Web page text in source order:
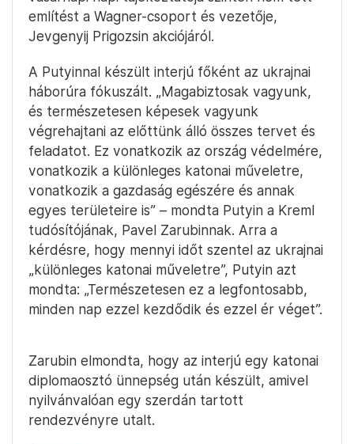
említést a Wagner-csoport és vezetője,
Jevgenyij Prigozsin akciójáról.
A Putyinnal készült interjú főként az ukrajnai
háborúra fókuszált. „Magabiztosak vagyunk,
és természetesen képesek vagyunk
végrehajtani az előttünk álló összes tervet és
feladatot. Ez vonatkozik az ország védelmére,
vonatkozik a különleges katonai műveletre,
vonatkozik a gazdaság egészére és annak
egyes területeire is” – mondta Putyin a Kreml
tudósítójának, Pavel Zarubinnak. Arra a
kérdésre, hogy mennyi időt szentel az ukrajnai
„különleges katonai műveletre”, Putyin azt
mondta: „Természetesen ez a legfontosabb,
minden nap ezzel kezdődik és ezzel ér véget”.
Zarubin elmondta, hogy az interjú egy katonai
diplomaosztó ünnepség után készült, amivel
nyilvánvalóan egy szerdán tartott
rendezvényre utalt.